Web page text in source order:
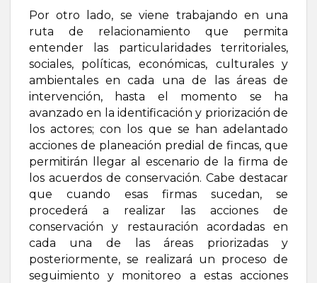
Por otro lado, se viene trabajando en una
ruta de relacionamiento que permita
entender las particularidades territoriales,
sociales, políticas, económicas, culturales y
ambientales en cada una de las áreas de
intervención, hasta el momento se ha
avanzado en la identificación y priorización de
los actores; con los que se han adelantado
acciones de planeación predial de fincas, que
permitirán llegar al escenario de la firma de
los acuerdos de conservación. Cabe destacar
que cuando esas firmas sucedan, se
procederá a realizar las acciones de
conservación y restauración acordadas en
cada una de las áreas priorizadas y
posteriormente, se realizará un proceso de
seguimiento y monitoreo a estas acciones